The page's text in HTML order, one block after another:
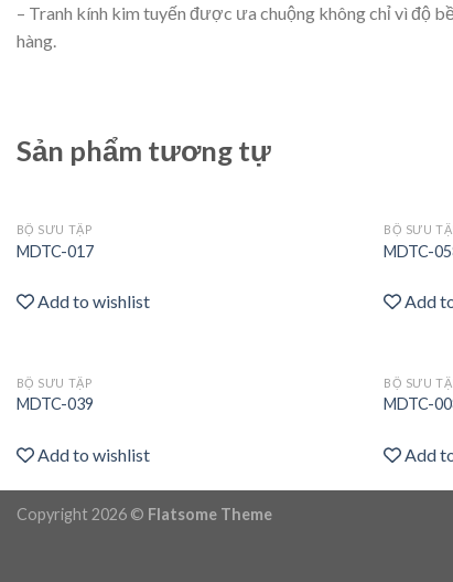
– Tranh kính kim tuyến được ưa chuộng không chỉ vì độ
hàng.
Sản phẩm tương tự
BỘ SƯU TẬP
MDTC-017
Add to wishlist
BỘ SƯU
MDTC-
Add
BỘ SƯU TẬP
MDTC-039
Add to wishlist
BỘ SƯU
MDTC-
Add
Copyright 2026 © Flatsome Theme